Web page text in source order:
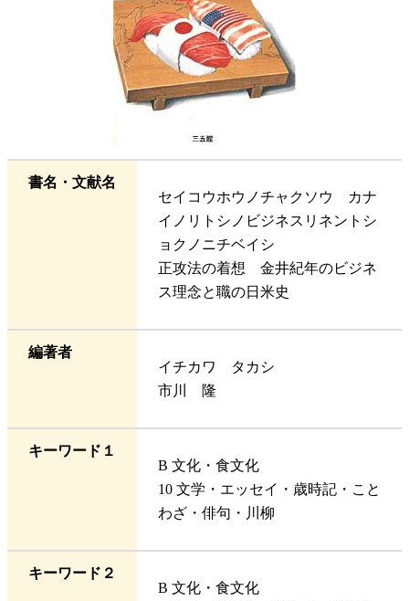
書名・文献名
セイコウホウノチャクソウ カナ
イノリトシノビジネスリネントシ
ョクノニチベイシ
正攻法の着想 金井紀年のビジネ
ス理念と職の日米史
編著者
イチカワ タカシ
市川 隆
キーワード１
B 文化・食文化
10 文学・エッセイ・歳時記・こと
わざ・俳句・川柳
キーワード２
B 文化・食文化